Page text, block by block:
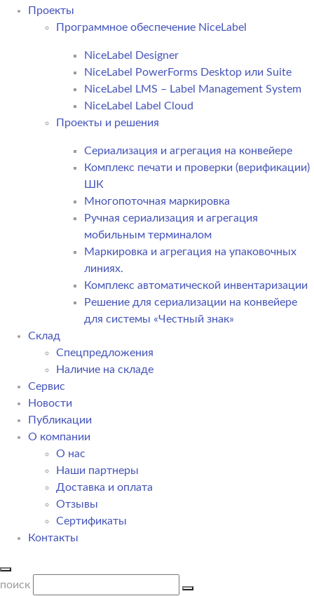
Проекты
Программное обеспечение NiceLabel
NiceLabel Designer
NiceLabel PowerForms Desktop или Suite
NiceLabel LMS – Label Management System
NiceLabel Label Cloud
Проекты и решения
Сериализация и агрегация на конвейере
Комплекс печати и проверки (верификации)
ШК
Многопоточная маркировка
Ручная сериализация и агрегация
мобильным терминалом
Маркировка и агрегация на упаковочных
линиях.
Комплекс автоматической инвентаризации
Решение для сериализации на конвейере
для системы «Честный знак»
Склад
Спецпредложения
Наличие на складе
Сервис
Новости
Публикации
О компании
О нас
Наши партнеры
Доставка и оплата
Отзывы
Сертификаты
Контакты
поиск